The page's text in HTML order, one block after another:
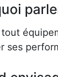
tout
ses